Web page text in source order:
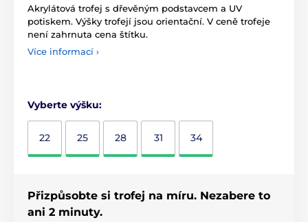
Akrylátová trofej s dřevěným podstavcem a UV
potiskem. Výšky trofejí jsou orientační. V ceně trofeje
není zahrnuta cena štítku.
Více informací ›
Vyberte výšku:
22 25 28 31 34
Přizpůsobte si trofej na míru. Nezabere to
ani 2 minuty.